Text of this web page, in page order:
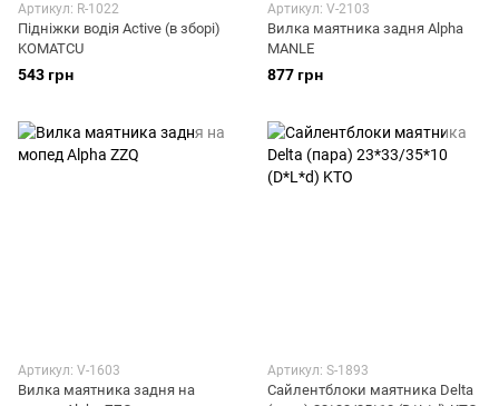
Артикул: R-1022
Підніжки водія Active (в зборі)
KOMATCU
543 грн
Артикул: V-2103
Вилка маятника задня Alpha
MANLE
877 грн
Артикул: V-1603
Вилка маятника задня на
Артикул: S-1893
Сайлентблоки маятника Delta